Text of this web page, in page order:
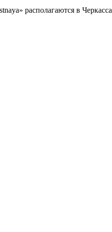
располагаются в